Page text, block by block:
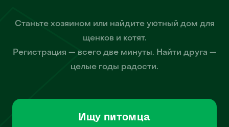
Станьте хозяином или найдите уютный дом для
щенков и котят.
Регистрация — всего две минуты. Найти друга —
целые годы радости.
Ищу питомца